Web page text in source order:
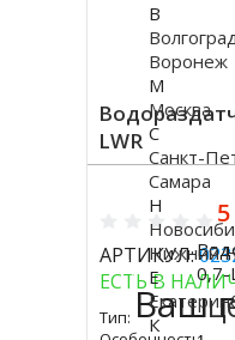
LWR
АРТИКУЛ:
ЕСТЬ В
Тип:
Купить
0,7-
Ваш
В
Воронеж
М
Москва
С
Санкт-
Самара
Н
Нижний
Е
К